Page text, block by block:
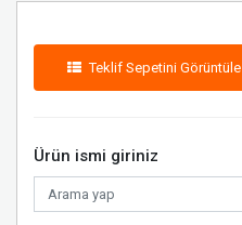
Teklif Sepetini Görüntüle
Ürün ismi giriniz